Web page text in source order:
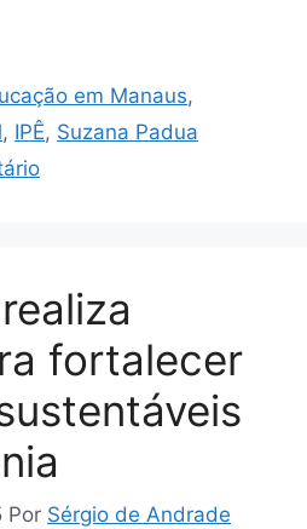
em Manaus,
, IPÊ, Suzana Padua
fortalecer
Por Sérgio de Andrade